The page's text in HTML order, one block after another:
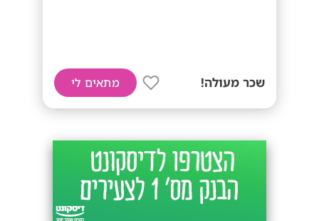
שכר מעולה! מתאים לי